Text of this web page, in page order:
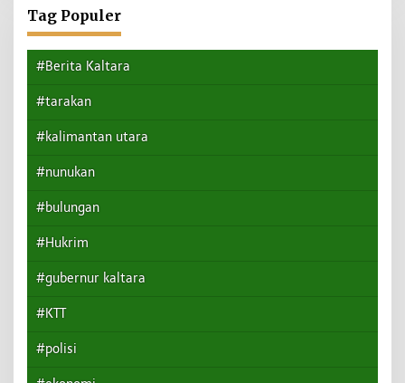
Tag Populer
#Berita Kaltara
#tarakan
#kalimantan utara
#nunukan
#bulungan
#Hukrim
#gubernur kaltara
#KTT
#polisi